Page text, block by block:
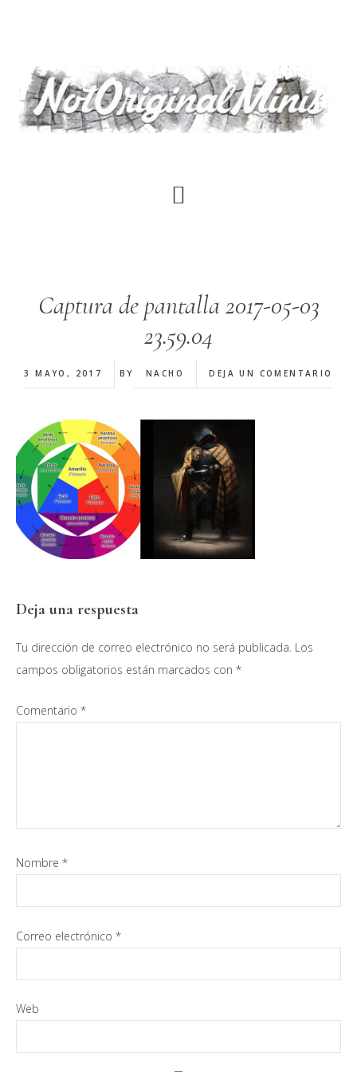
principal
Captura de pantalla 2017-05-03
23.59.04
3 MAYO, 2017 BY NACHO DEJA UN COMENTARIO
Interacciones
los
Deja una respuesta
Tu dirección de correo electrónico no será publicada. Los
campos obligatorios están marcados con *
Comentario *
Nombre *
Correo electrónico *
Web